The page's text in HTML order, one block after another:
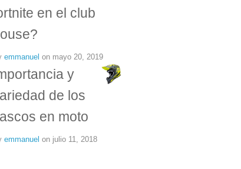
en el club
emmanuel on mayo 20, 2019
y
de los
en moto
emmanuel on julio 11, 2018